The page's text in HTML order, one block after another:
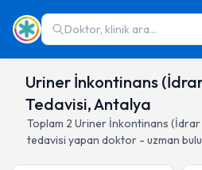
Doktor, klinik ara...
Uriner İnkontinans (İdrar
Tedavisi, Antalya
Toplam 2 Uriner İnkontinans (İdrar
tedavisi yapan doktor - uzman